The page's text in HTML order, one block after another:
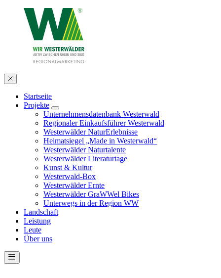
Startseite
Projekte
Unternehmensdatenbank Westerwald
Regionaler Einkaufsführer Westerwald
Westerwälder NaturErlebnisse
Heimatsiegel „Made in Westerwald“
Westerwälder Naturtalente
Westerwälder Literaturtage
Kunst & Kultur
Westerwald-Box
Westerwälder Ernte
Westerwälder GraWWel Bikes
Unterwegs in der Region WW
Landschaft
Leistung
Leute
Über uns